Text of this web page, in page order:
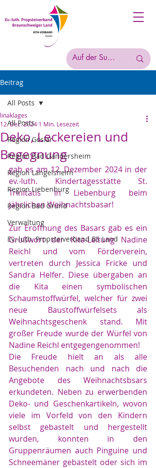
Beitrag
All Posts
Region Goslar
Region Bad Gandersheim
Region Langelsheim
Region Liebenburg
Region Bad Grund
Verwaltung
Ev.-luth. Propsteiverband BS Land
All Posts
Deko, Leckereien und
Begegnung
linaklages
12. Dez. 2024 1 Min. Lesezeit
gab es am 12. Dezember 2024 in der
ev.-luth. Kindertagesstätte St.
Trinitatis in Liebenburg beim
jährlichen Weihnachtsbasar!
Zur Eröffnung des Basars gab es ein
Grußwort der Kita-Leitung Nadine
Reichl und vom Förderverein,
vertreten durch Jessica Fricke und
Sandra Helfer. Diese übergaben an
die Kita einen symbolischen
Schaumstoffwürfel, welcher für zwei
neue Baustoffwürfelsets als
Weihnachtsgeschenk stand. Mit
großer Freude wurde der Würfel von
Nadine Reichl entgegengenommen!
Die Freude hielt an als alle
Besuchenden nach und nach die
Angebote des Weihnachtsbsars
erkundeten. Neben zu erwerbenden
Deko- und Geschenkartikeln, wovon
viele im Vorfeld von den Kindern
selbst gebastelt und hergestellt
wurden, konnten in den
Gruppenräumen auch Pinguine und
Schneemäner gebastelt oder sich im